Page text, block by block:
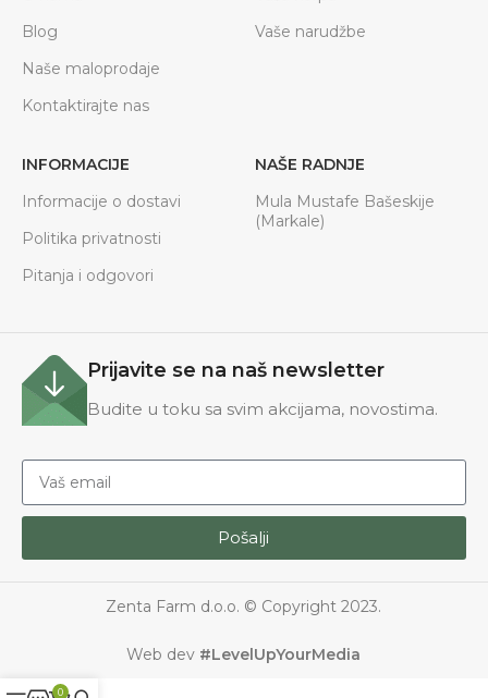
Blog
Naše maloprodaje
Kontaktirajte nas
Vaše narudžbe
INFORMACIJE
Informacije o dostavi
Politika privatnosti
Pitanja i odgovori
NAŠE RADNJE
Mula Mustafe Bašeskije
(Markale)
Prijavite se na naš newsletter
Budite u toku sa svim akcijama, novostima.
Pošalji
Zenta Farm d.o.o. © Copyright 2023.
Web dev #LevelUpYourMedia
0